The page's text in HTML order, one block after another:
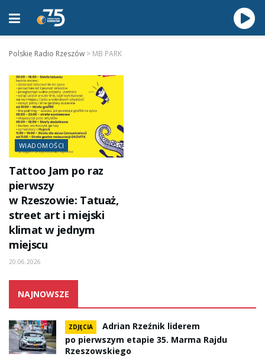
Polskie Radio Rzeszów > MB PARK
WIADOMOŚCI
Tattoo Jam po raz
pierwszy
w Rzeszowie: Tatuaż,
street art i miejski
klimat w jednym
miejscu
20.06.2026
NAJNOWSZE
ZDJĘCIA
Adrian Rzeźnik liderem
po pierwszym etapie 35. Marma Rajdu
Rzeszowskiego